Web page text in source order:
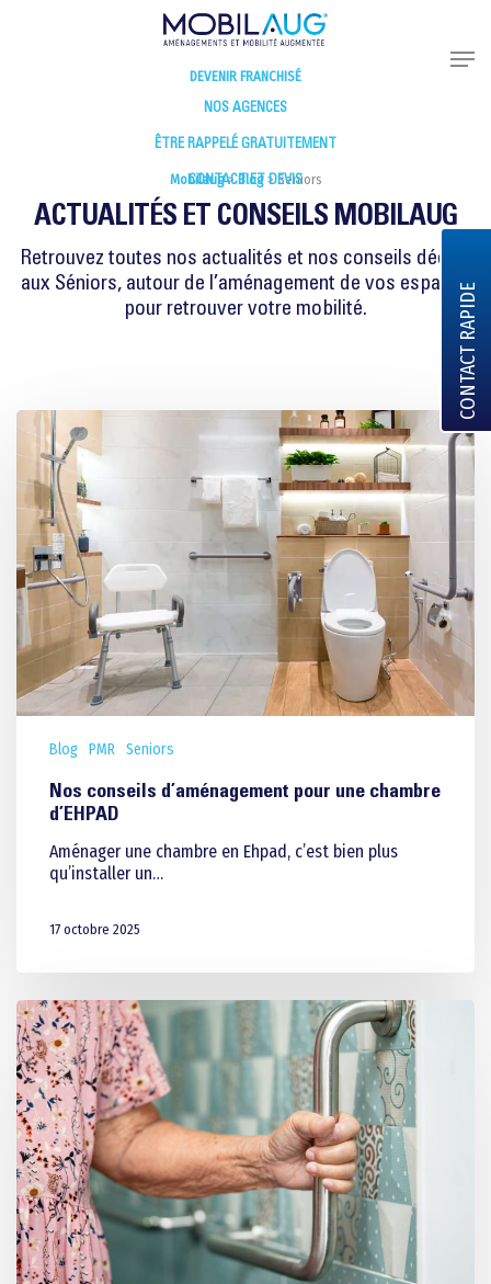
DEVENIR FRANCHISÉ
NOS AGENCES
ÊTRE RAPPELÉ GRATUITEMENT
CONTACT ET DEVIS
ACTUALITÉS ET CONSEILS MOBILAUG
Retrouvez toutes nos actualités et nos conseils dédiés
aux Séniors, autour de l’aménagement de vos espaces
pour retrouver votre mobilité.
Mobilaug>Blog>Seniors
Blog PMR Seniors
Nos conseils d’aménagement pour une chambre
d’EHPAD
Aménager une chambre en Ehpad, c’est bien plus
qu’installer un…
17 octobre 2025
CONTACT RAPIDE